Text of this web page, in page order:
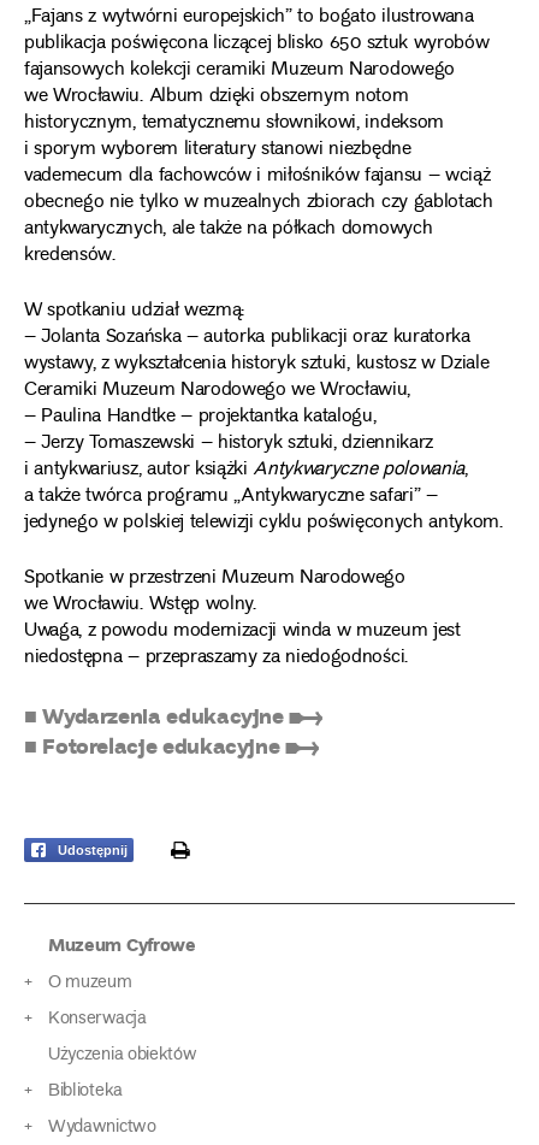
„Fajans z wytwórni europejskich” to bogato ilustrowana
publikacja poświęcona liczącej blisko 650 sztuk wyrobów
fajansowych kolekcji ceramiki Muzeum Narodowego
we Wrocławiu. Album dzięki obszernym notom
historycznym, tematycznemu słownikowi, indeksom
i sporym wyborem literatury stanowi niezbędne
vademecum dla fachowców i miłośników fajansu – wciąż
obecnego nie tylko w muzealnych zbiorach czy gablotach
antykwarycznych, ale także na półkach domowych
kredensów.
W spotkaniu udział wezmą:
– Jolanta Sozańska – autorka publikacji oraz kuratorka
wystawy, z wykształcenia historyk sztuki, kustosz w Dziale
Ceramiki Muzeum Narodowego we Wrocławiu,
– Paulina Handtke – projektantka katalogu,
– Jerzy Tomaszewski – historyk sztuki, dziennikarz
i antykwariusz, autor książkiAntykwaryczne polowania,
a także twórca programu „Antykwaryczne safari” –
jedynego w polskiej telewizji cyklu poświęconych antykom.
Spotkanie w przestrzeni Muzeum Narodowego
we Wrocławiu. Wstęp wolny.
Uwaga, z powodu modernizacji winda w muzeum jest
niedostępna – przepraszamy za niedogodności.
■ Wydarzenia edukacyjne ➸
■ Fotorelacje edukacyjne ➸
Udostępnij print
Muzeum Cyfrowe
O muzeum
Konserwacja
Użyczenia obiektów
Biblioteka
Wydawnictwo